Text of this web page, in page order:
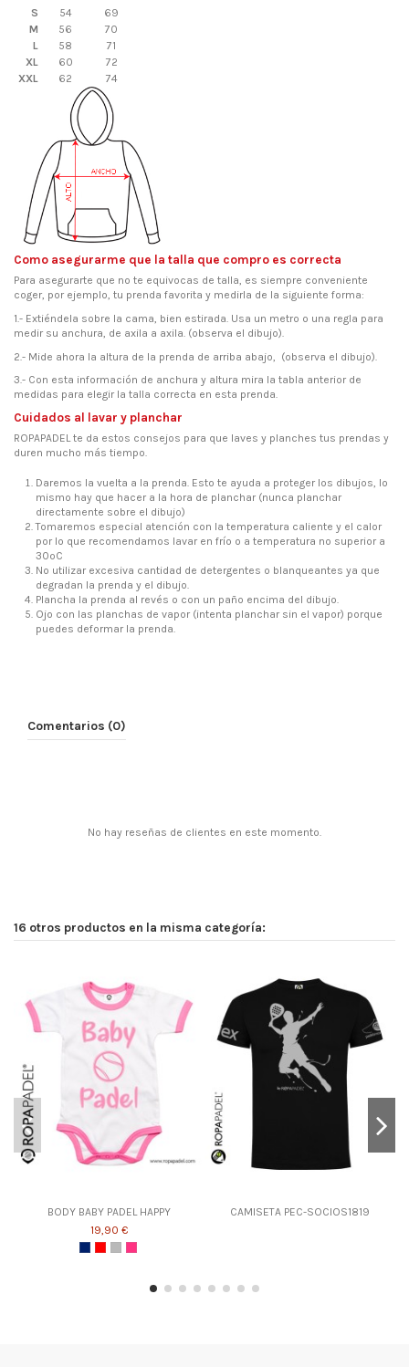
S
54
69
M
56
70
L
58
71
XL
60
72
XXL
62 74
Como asegurarme que la talla que compro es correcta
Para asegurarte que no te equivocas de talla, es siempre conveniente
coger, por ejemplo, tu prenda favorita y medirla de la siguiente forma:
1.- Extiéndela sobre la cama, bien estirada. Usa un metro o una regla para
medir su anchura, de axila a axila. (observa el dibujo).
2.- Mide ahora la altura de la prenda de arriba abajo, (observa el dibujo).
3.- Con esta información de anchura y altura mira la tabla anterior de
medidas para elegir la talla correcta en esta prenda.
Cuidados al lavar y planchar
ROPAPADEL te da estos consejos para que laves y planches tus prendas y
duren mucho más tiempo.
Daremos la vuelta a la prenda. Esto te ayuda a proteger los dibujos, lo
mismo hay que hacer a la hora de planchar (nunca planchar
directamente sobre el dibujo)
Tomaremos especial atención con la temperatura caliente y el calor
por lo que recomendamos lavar en frío o a temperatura no superior a
30ºC
No utilizar excesiva cantidad de detergentes o blanqueantes ya que
degradan la prenda y el dibujo.
Plancha la prenda al revés o con un paño encima del dibujo.
Ojo con las planchas de vapor (intenta planchar sin el vapor) porque
puedes deformar la prenda.
Comentarios (0)
No hay reseñas de clientes en este momento.
16 otros productos en la misma categoría:
BODY BABY PADEL HAPPY
19,90 €
CAMISETA PEC-SOCIOS1819